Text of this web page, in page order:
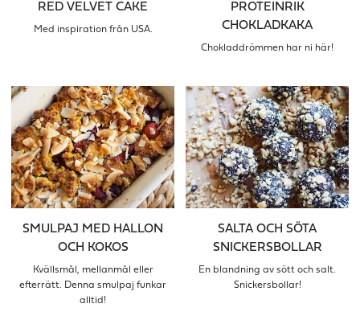
RED VELVET CAKE
Med inspiration från USA.
PROTEINRIK
CHOKLADKAKA
Chokladdrömmen har ni här!
SMULPAJ MED HALLON
OCH KOKOS
Kvällsmål, mellanmål eller
efterrätt. Denna smulpaj funkar
alltid!
SALTA OCH SÖTA
SNICKERSBOLLAR
En blandning av sött och salt.
Snickersbollar!